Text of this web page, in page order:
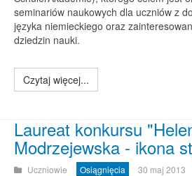
seminariów naukowych dla uczniów z
języka niemieckiego oraz
dziedzin nauki.
Czytaj więcej...
Laureat konkursu
Modrzejewska - ikona
Uczniowie Osiągnięcia 30 maj 2013